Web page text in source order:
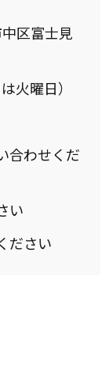
区富士見
火曜日）
合わせくだ
い
ださい